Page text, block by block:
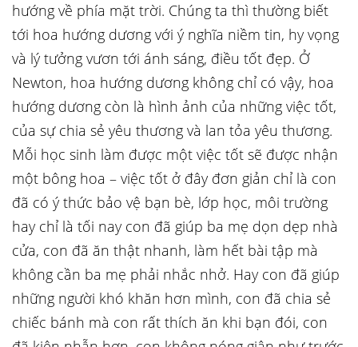
hướng về phía mặt trời. Chúng ta thì thường biết
tới hoa hướng dương với ý nghĩa niềm tin, hy vọng
và lý tưởng vươn tới ánh sáng, điều tốt đẹp. Ở
Newton, hoa hướng dương không chỉ có vậy, hoa
hướng dương còn là hình ảnh của những việc tốt,
của sự chia sẻ yêu thương và lan tỏa yêu thương.
Mỗi học sinh làm được một việc tốt sẽ được nhận
một bông hoa – việc tốt ở đây đơn giản chỉ là con
đã có ý thức bảo vệ bạn bè, lớp học, môi trường
hay chỉ là tối nay con đã giúp ba mẹ dọn dẹp nhà
cửa, con đã ăn thật nhanh, làm hết bài tập mà
không cần ba mẹ phải nhắc nhở. Hay con đã giúp
những người khó khăn hơn mình, con đã chia sẻ
chiếc bánh mà con rất thích ăn khi bạn đói, con